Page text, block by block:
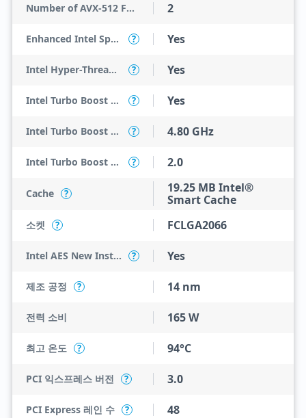
Number of AVX-512 FMA Units 2
Enhanced Intel SpeedStep Technology ? Yes
Intel Hyper-Threading Technology ? Yes
Intel Turbo Boost Max Technology 3.0 ? Yes
Intel Turbo Boost Max Technology 3.0 Frequency ? 4.80 GHz
Intel Turbo Boost Technology ? 2.0
Cache ?
19.25 MB Intel®
Smart Cache
소켓 ? FCLGA2066
Intel AES New Instructions ? Yes
제조 공정 ? 14 nm
전력 소비 165 W
최고 온도 ? 94°C
PCI 익스프레스 버전 ? 3.0
PCI Express 레인 수 ? 48